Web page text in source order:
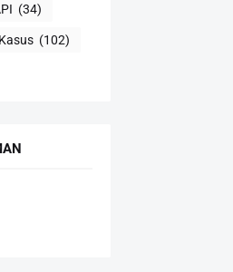
(34)
(102)